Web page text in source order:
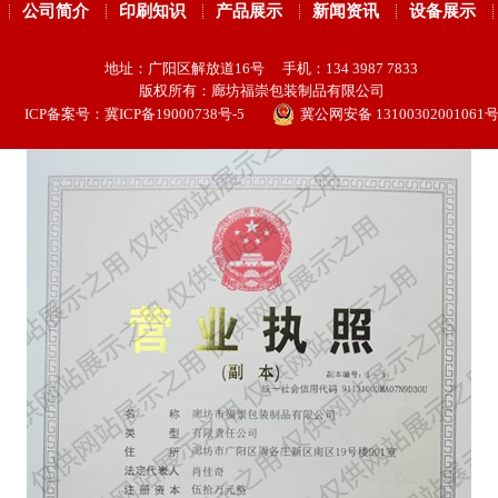
公司简介 印刷知识 产品展示 新闻资讯 设备展示
地址：广阳区解放道16号 手机：134 3987 7833
版权所有：廊坊福崇包装制品有限公司
ICP备案号： 冀ICP备19000738号-5 冀公网安备 13100302001061号